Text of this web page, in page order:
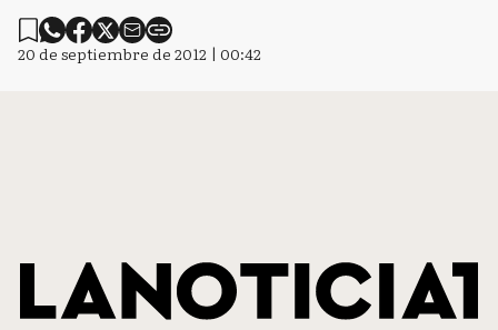
20 de septiembre de 2012 | 00:42